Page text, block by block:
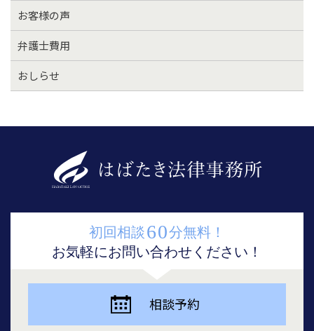
お客様の声
弁護士費用
おしらせ
初回相談60分無料！
お気軽にお問い合わせください！
相談予約